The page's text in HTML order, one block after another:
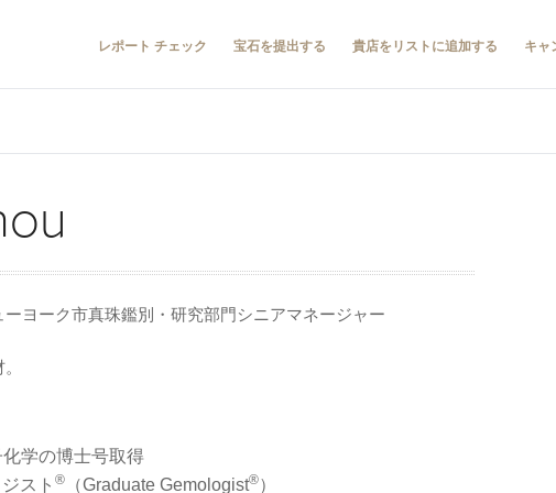
レポート チェック 宝石を提出する 貴店をリストに追加する キャ
ヨーク市真珠鑑別・研究部門シニアマネージャー
学の博士号取得
スト ® （Graduate Gemologist®）